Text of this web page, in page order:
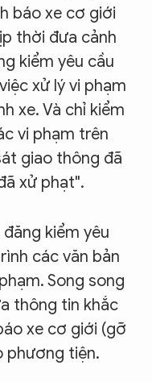
báo xe cơ giới
thời đưa cảnh
kiểm yêu cầu
xử lý vi phạm
xe. Và chỉ kiểm
vi phạm trên
giao thông đã
xử phạt".
kiểm yêu
các văn bản
Song song
thông tin khắc
xe cơ giới (gỡ
phương tiện.